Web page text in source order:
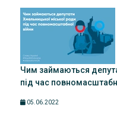
Чим займаються
під час
05.06.2022